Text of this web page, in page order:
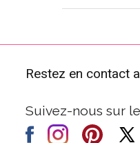
Restez en contact
Suivez-nous sur